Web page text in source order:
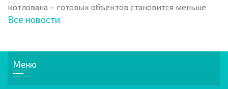
котлована – готовых объектов становится меньше
Все новости
Меню